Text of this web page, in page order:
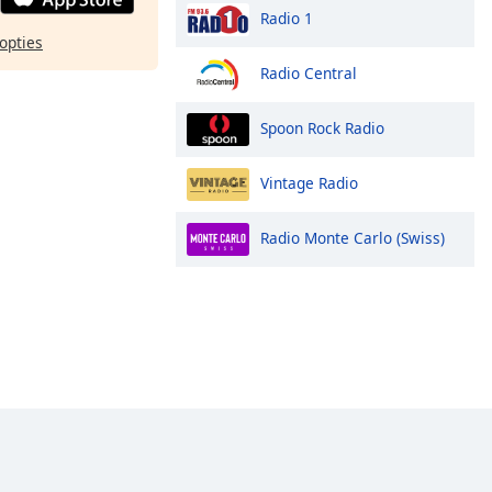
Radio 1
Radio Central
Spoon Rock Radio
Vintage Radio
Radio Monte Carlo (Swiss)